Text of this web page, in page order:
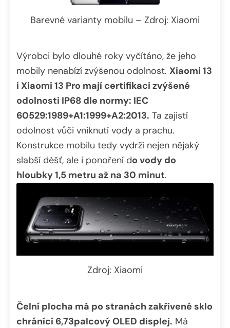
Barevné varianty mobilu – Zdroj: Xiaomi
Výrobci bylo dlouhé roky vyčítáno, že jeho
mobily nenabízí zvýšenou odolnost. Xiaomi 13
i Xiaomi 13 Pro mají certifikaci zvýšené
odolnosti IP68 dle normy: IEC
60529:1989+A1:1999+A2:2013. Ta zajistí
odolnost vůči vniknutí vody a prachu.
Konstrukce mobilu tedy vydrží nejen nějaký
slabší déšť, ale i ponoření do vody do
hloubky 1,5 metru až na 30 minut.
Zdroj: Xiaomi
Čelní plocha má po stranách zakřivené sklo
chránící 6,73palcový OLED displej. Má